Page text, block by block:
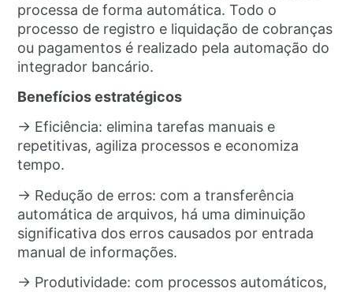
processa de forma automática. Todo o
processo de registro e liquidação de cobranças
ou pagamentos é realizado pela automação do
integrador bancário.
Benefícios estratégicos
→ Eficiência: elimina tarefas manuais e
repetitivas, agiliza processos e economiza
tempo.
→ Redução de erros: com a transferência
automática de arquivos, há uma diminuição
significativa dos erros causados por entrada
manual de informações.
→ Produtividade: com processos automáticos,